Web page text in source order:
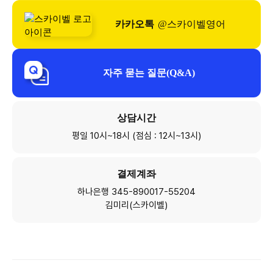
카카오톡 @스카이벨영어
자주 묻는 질문(Q&A)
상담시간
평일 10시~18시 (점심 : 12시~13시)
결제계좌
하나은행 345-890017-55204
김미리(스카이벨)